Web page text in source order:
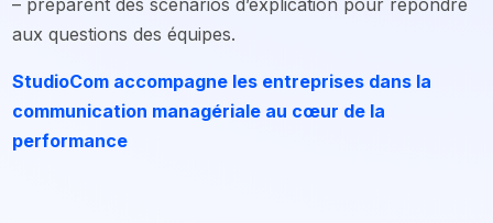
– préparent des scénarios d’explication pour répondre
aux questions des équipes.
StudioCom accompagne les entreprises dans la
communication managériale au cœur de la
performance